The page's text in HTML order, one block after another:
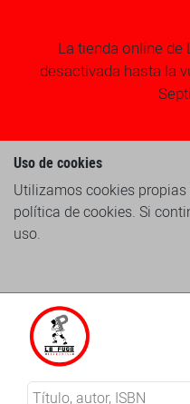
La tienda online de
desactivada hasta la
Uso de cookies
Utilizamos cookies
política de cookies. Si
uso.